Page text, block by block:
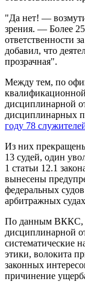
"Да нет! —
зрения. — Более
ответственности
добавил, что
прозрачная".
Между тем, по
дисциплинарной
дисциплинарных
году 78
Из них
13 судей, один
1 статьи 12.1
вынесены
федеральных
арбитражных
По данным ВККС,
дисциплинарной
систематические
этики, волокита
законных
причинение